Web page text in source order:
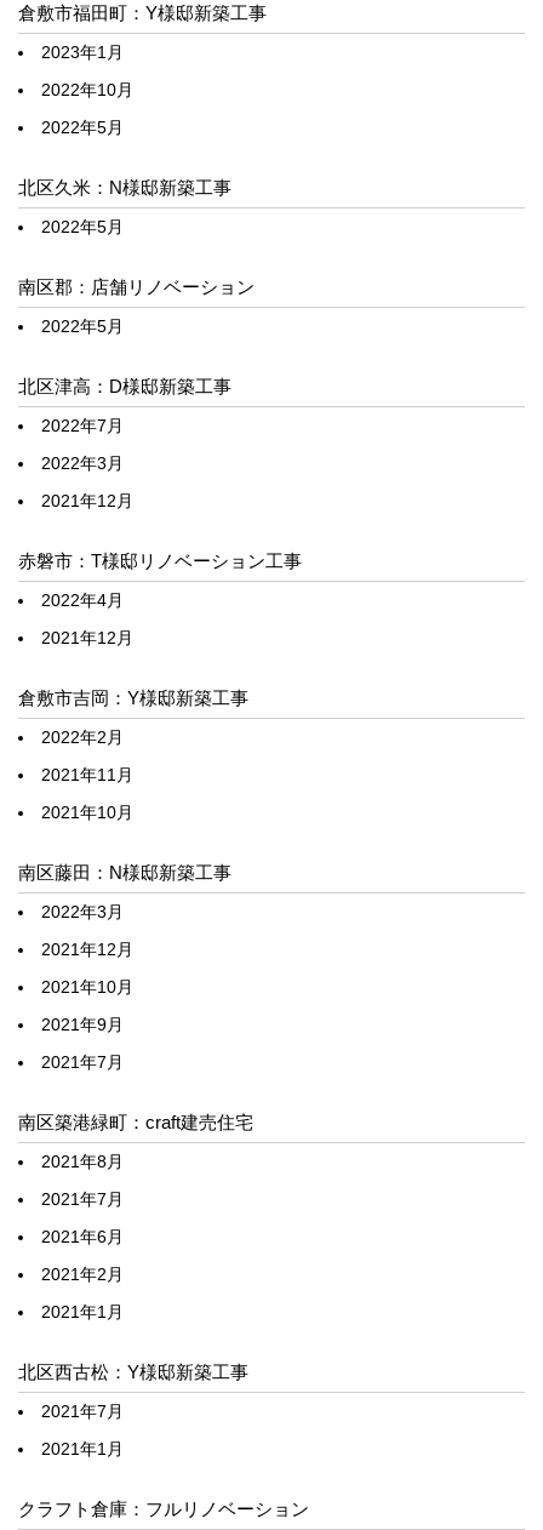
倉敷市福田町：Y様邸新築工事
2023年1月
2022年10月
2022年5月
北区久米：N様邸新築工事
2022年5月
南区郡：店舗リノベーション
2022年5月
北区津高：D様邸新築工事
2022年7月
2022年3月
2021年12月
赤磐市：T様邸リノベーション工事
2022年4月
2021年12月
倉敷市吉岡：Y様邸新築工事
2022年2月
2021年11月
2021年10月
南区藤田：N様邸新築工事
2022年3月
2021年12月
2021年10月
2021年9月
2021年7月
南区築港緑町：craft建売住宅
2021年8月
2021年7月
2021年6月
2021年2月
2021年1月
北区西古松：Y様邸新築工事
2021年7月
2021年1月
クラフト倉庫：フルリノベーション